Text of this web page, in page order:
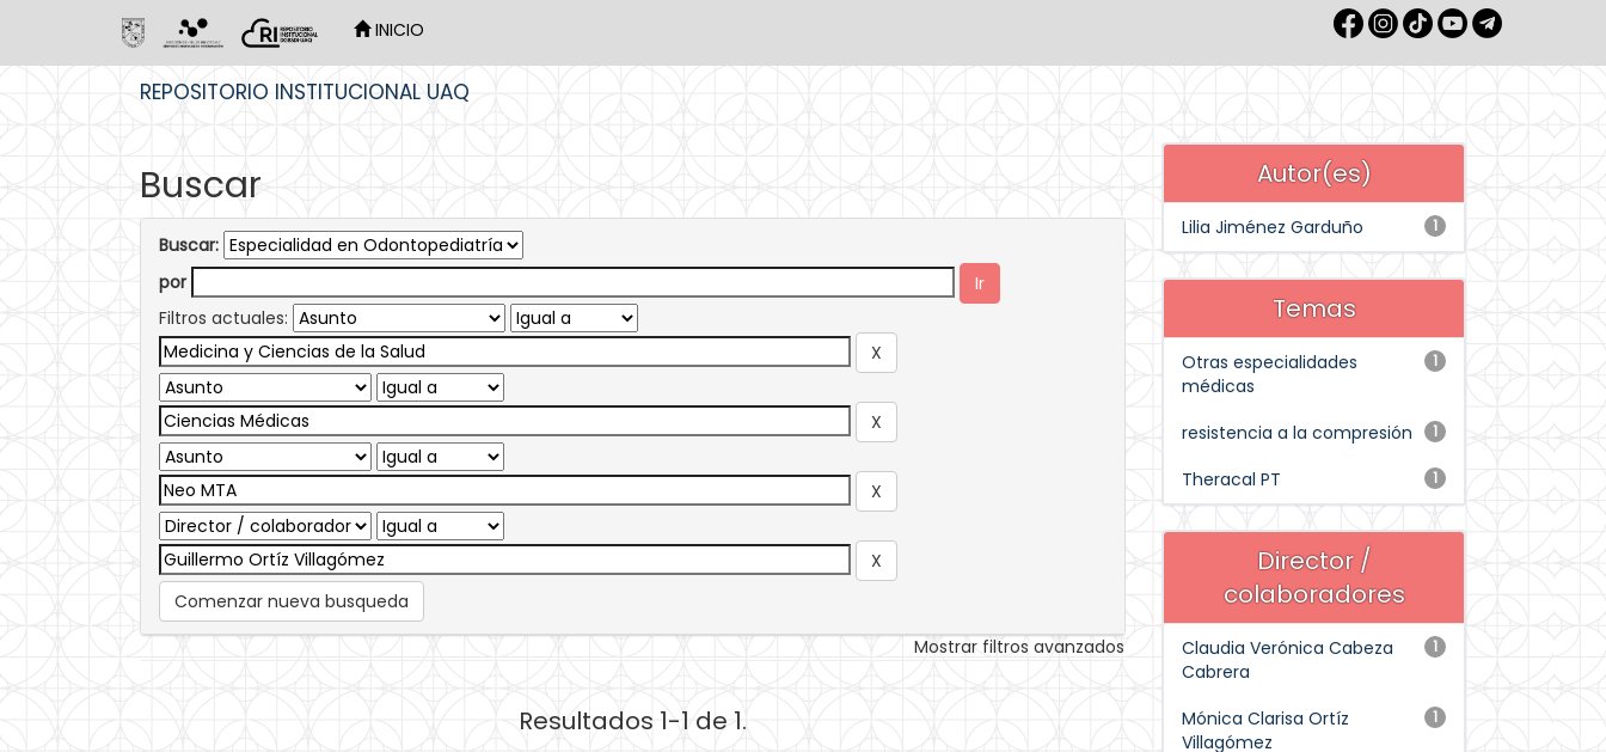
INICIO
REPOSITORIO INSTITUCIONAL UAQ
Buscar
Buscar:
por
Filtros actuales:
Comenzar nueva busqueda
Mostrar filtros avanzados
Resultados 1-1 de 1.
Autor(es)
1
Lilia Jiménez Garduño
Temas
1
Otras especialidades
médicas
1
resistencia a la compresión
1
Theracal PT
Director /
colaboradores
1
Claudia Verónica Cabeza
Cabrera
1
Mónica Clarisa Ortíz
Villagómez